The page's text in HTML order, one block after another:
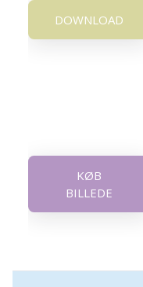
DOWNLOAD
KØB
BILLEDE